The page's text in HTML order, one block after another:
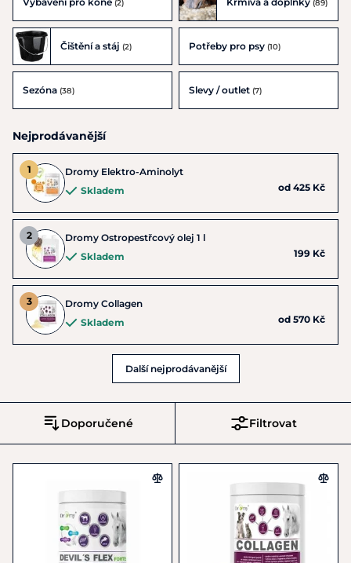
(2) (89)
Čištění a stáj (2) Potřeby pro psy (10)
Sezóna (38) Slevy / outlet (7)
Nejprodávanější
Dromy Elektro-Aminolyt
Skladem
od 425 Kč
Dromy Ostropestřcový olej 1 l
Skladem
199 Kč
Dromy Collagen
Skladem
od 570 Kč
Další nejprodávanější
Filtrovat
Doporučené